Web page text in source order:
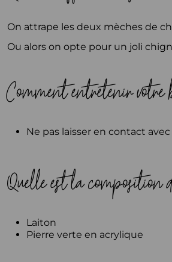
On attrape les deux mèches de
Ou alors on opte pour un joli
Comment entretenir votre
Ne pas laisser en contact avec
Quelle est la composition
Laiton
Pierre verte en acrylique